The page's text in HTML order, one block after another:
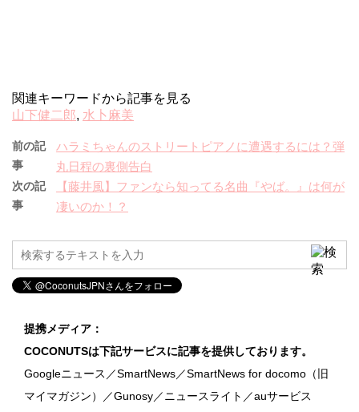
関連キーワードから記事を見る
山下健二郎, 水卜麻美
前の記
事
ハラミちゃんのストリートピアノに遭遇するには？弾
丸日程の裏側告白
次の記
事
【藤井風】ファンなら知ってる名曲『やば。』は何が
凄いのか！？
提携メディア：
COCONUTSは下記サービスに記事を提供しております。
Googleニュース／SmartNews／SmartNews for docomo（旧
マイマガジン）／Gunosy／ニュースライト／auサービス